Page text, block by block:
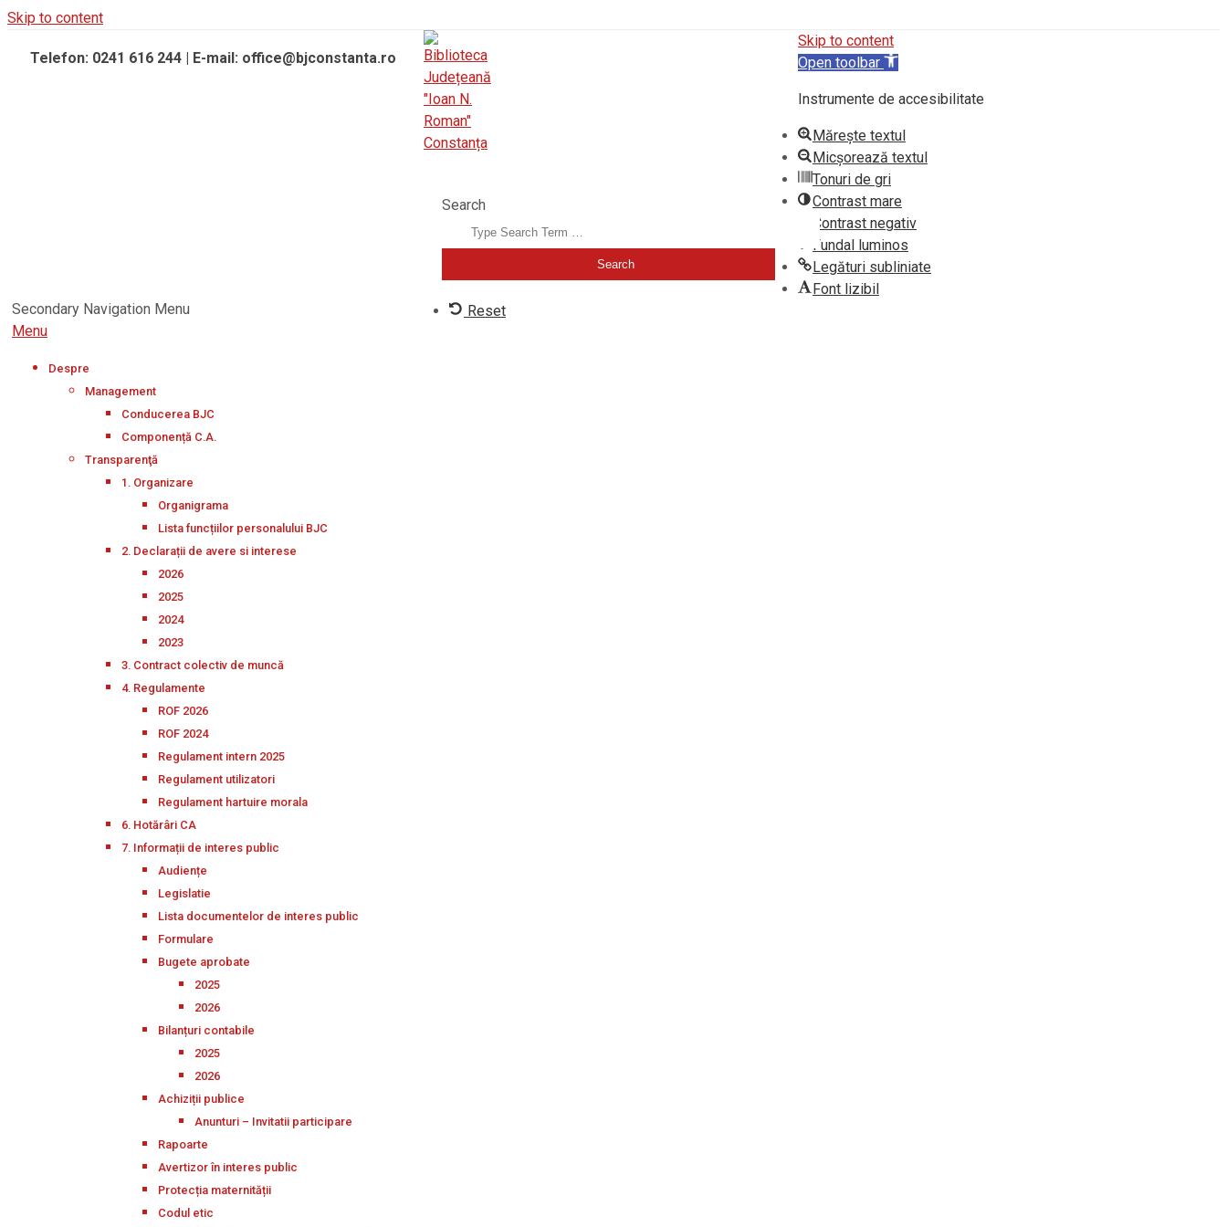
Skip to content
Telefon: 0241 616 244 | E-mail: office@bjconstanta.ro
BIBLIOTECA JUDEȚEANĂ "IOAN N. ROMAN" CONSTANȚA
Search
Secondary Navigation Menu
Menu
Despre
Management
Conducerea BJC
Componență C.A.
Transparenţă
1. Organizare
Organigrama
Lista funcțiilor personalului BJC
2. Declarații de avere si interese
2026
2025
2024
2023
3. Contract colectiv de muncă
4. Regulamente
ROF 2026
ROF 2024
Regulament intern 2025
Regulament utilizatori
Regulament hartuire morala
6. Hotărâri CA
7. Informații de interes public
Audiențe
Legislatie
Lista documentelor de interes public
Formulare
Bugete aprobate
2025
2026
Bilanțuri contabile
2025
2026
Achiziții publice
Anunturi – Invitatii participare
Rapoarte
Avertizor în interes public
Protecția maternității
Codul etic
Skip to content
Open toolbar
Instrumente de accesibilitate
Mărește textul
Micșorează textul
Tonuri de gri
Contrast mare
Contrast negativ
Fundal luminos
Legături subliniate
Font lizibil
Reset